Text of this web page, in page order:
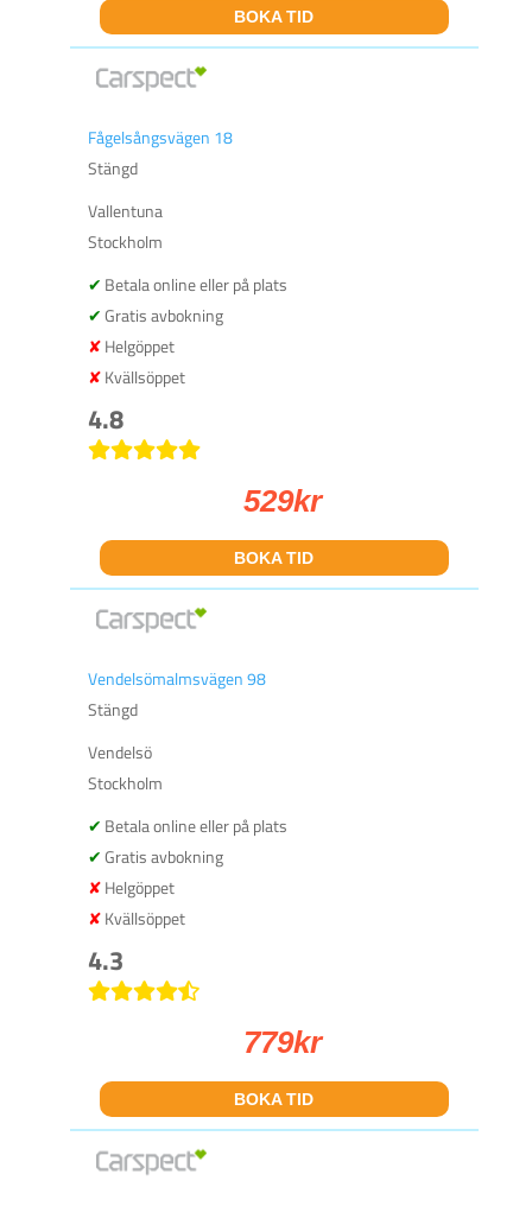
BOKA TID
Fågelsångsvägen 18
Stängd
Vallentuna
Stockholm
Betala online eller på plats
Gratis avbokning
Helgöppet
Kvällsöppet
4.8
529kr
BOKA TID
Vendelsömalmsvägen 98
Stängd
Vendelsö
Stockholm
Betala online eller på plats
Gratis avbokning
Helgöppet
Kvällsöppet
4.3
779kr
BOKA TID